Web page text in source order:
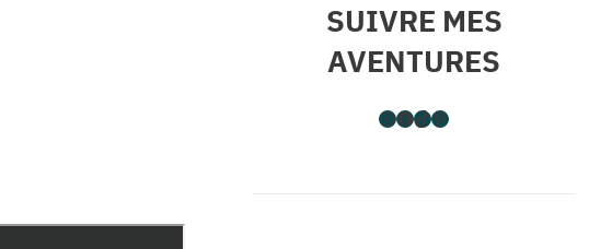
SUIVRE MES
AVENTURES
InstagramFacebook TikTok Pinterest